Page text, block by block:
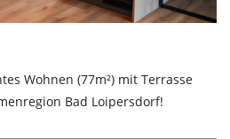
Wohnen (77m²) mit Terrasse
Bad Loipersdorf!